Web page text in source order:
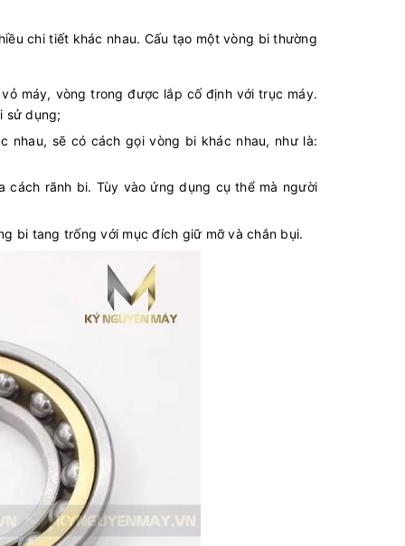
chi tiết khác nhau. Cấu tạo một vòng bi thường
máy, vòng trong được lắp cố định với trục máy.
sử dụng;
nhau, sẽ có cách gọi vòng bi khác nhau, như là:
rãnh bi. Tùy vào ứng dụng cụ thể mà người
bi tang trống với mục đích giữ mỡ và chắn bụi.